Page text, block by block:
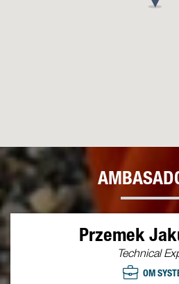
Przemek
Technical
OM